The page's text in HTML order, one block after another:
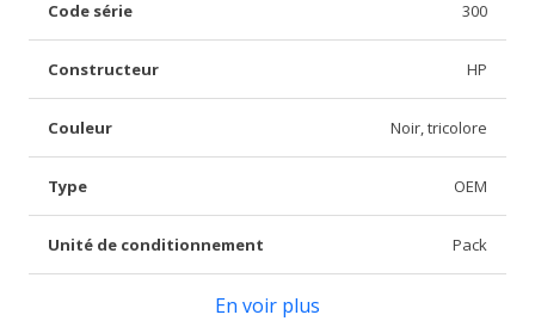
Code série 300
Constructeur HP
Couleur Noir, tricolore
Type OEM
Unité de conditionnement Pack
En voir plus